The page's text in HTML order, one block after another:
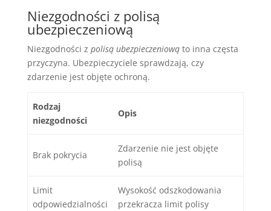
Niezgodności z polisą
ubezpieczeniową
Niezgodności z polisą ubezpieczeniowąto inna częsta
przyczyna. Ubezpieczyciele sprawdzają, czy
zdarzenie jest objęte ochroną.
Rodzaj
niezgodności
Opis
Brak pokrycia
Zdarzenie nie jest objęte
polisą
Limit
odpowiedzialności
Wysokość odszkodowania
przekracza limit polisy